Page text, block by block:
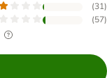
(31)
(57)